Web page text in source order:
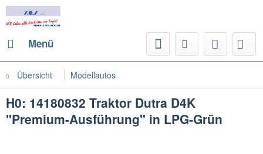
Menü
Übersicht Modellautos
H0: 14180832 Traktor Dutra D4K
"Premium-Ausführung" in LPG-Grün